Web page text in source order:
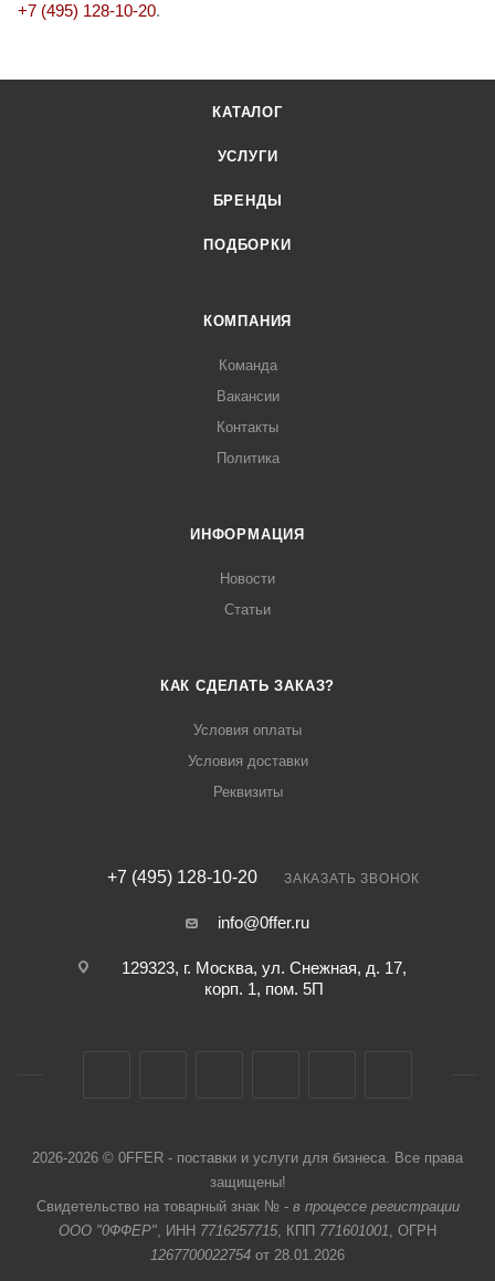
+7 (495) 128-10-20.
КАТАЛОГ
УСЛУГИ
БРЕНДЫ
ПОДБОРКИ
КОМПАНИЯ
Команда
Вакансии
Контакты
Политика
ИНФОРМАЦИЯ
Новости
Статьи
КАК СДЕЛАТЬ ЗАКАЗ?
Условия оплаты
Условия доставки
Реквизиты
+7 (495) 128-10-20 ЗАКАЗАТЬ ЗВОНОК
info@0ffer.ru
129323, г. Москва, ул. Снежная, д. 17,
корп. 1, пом. 5П
2026-2026 © 0FFER - поставки и услуги для бизнеса. Все права
защищены!
Свидетельство на товарный знак № - в процессе регистрации
ООО "0ФФЕР", ИНН 7716257715, КПП 771601001, ОГРН
1267700022754 от 28.01.2026